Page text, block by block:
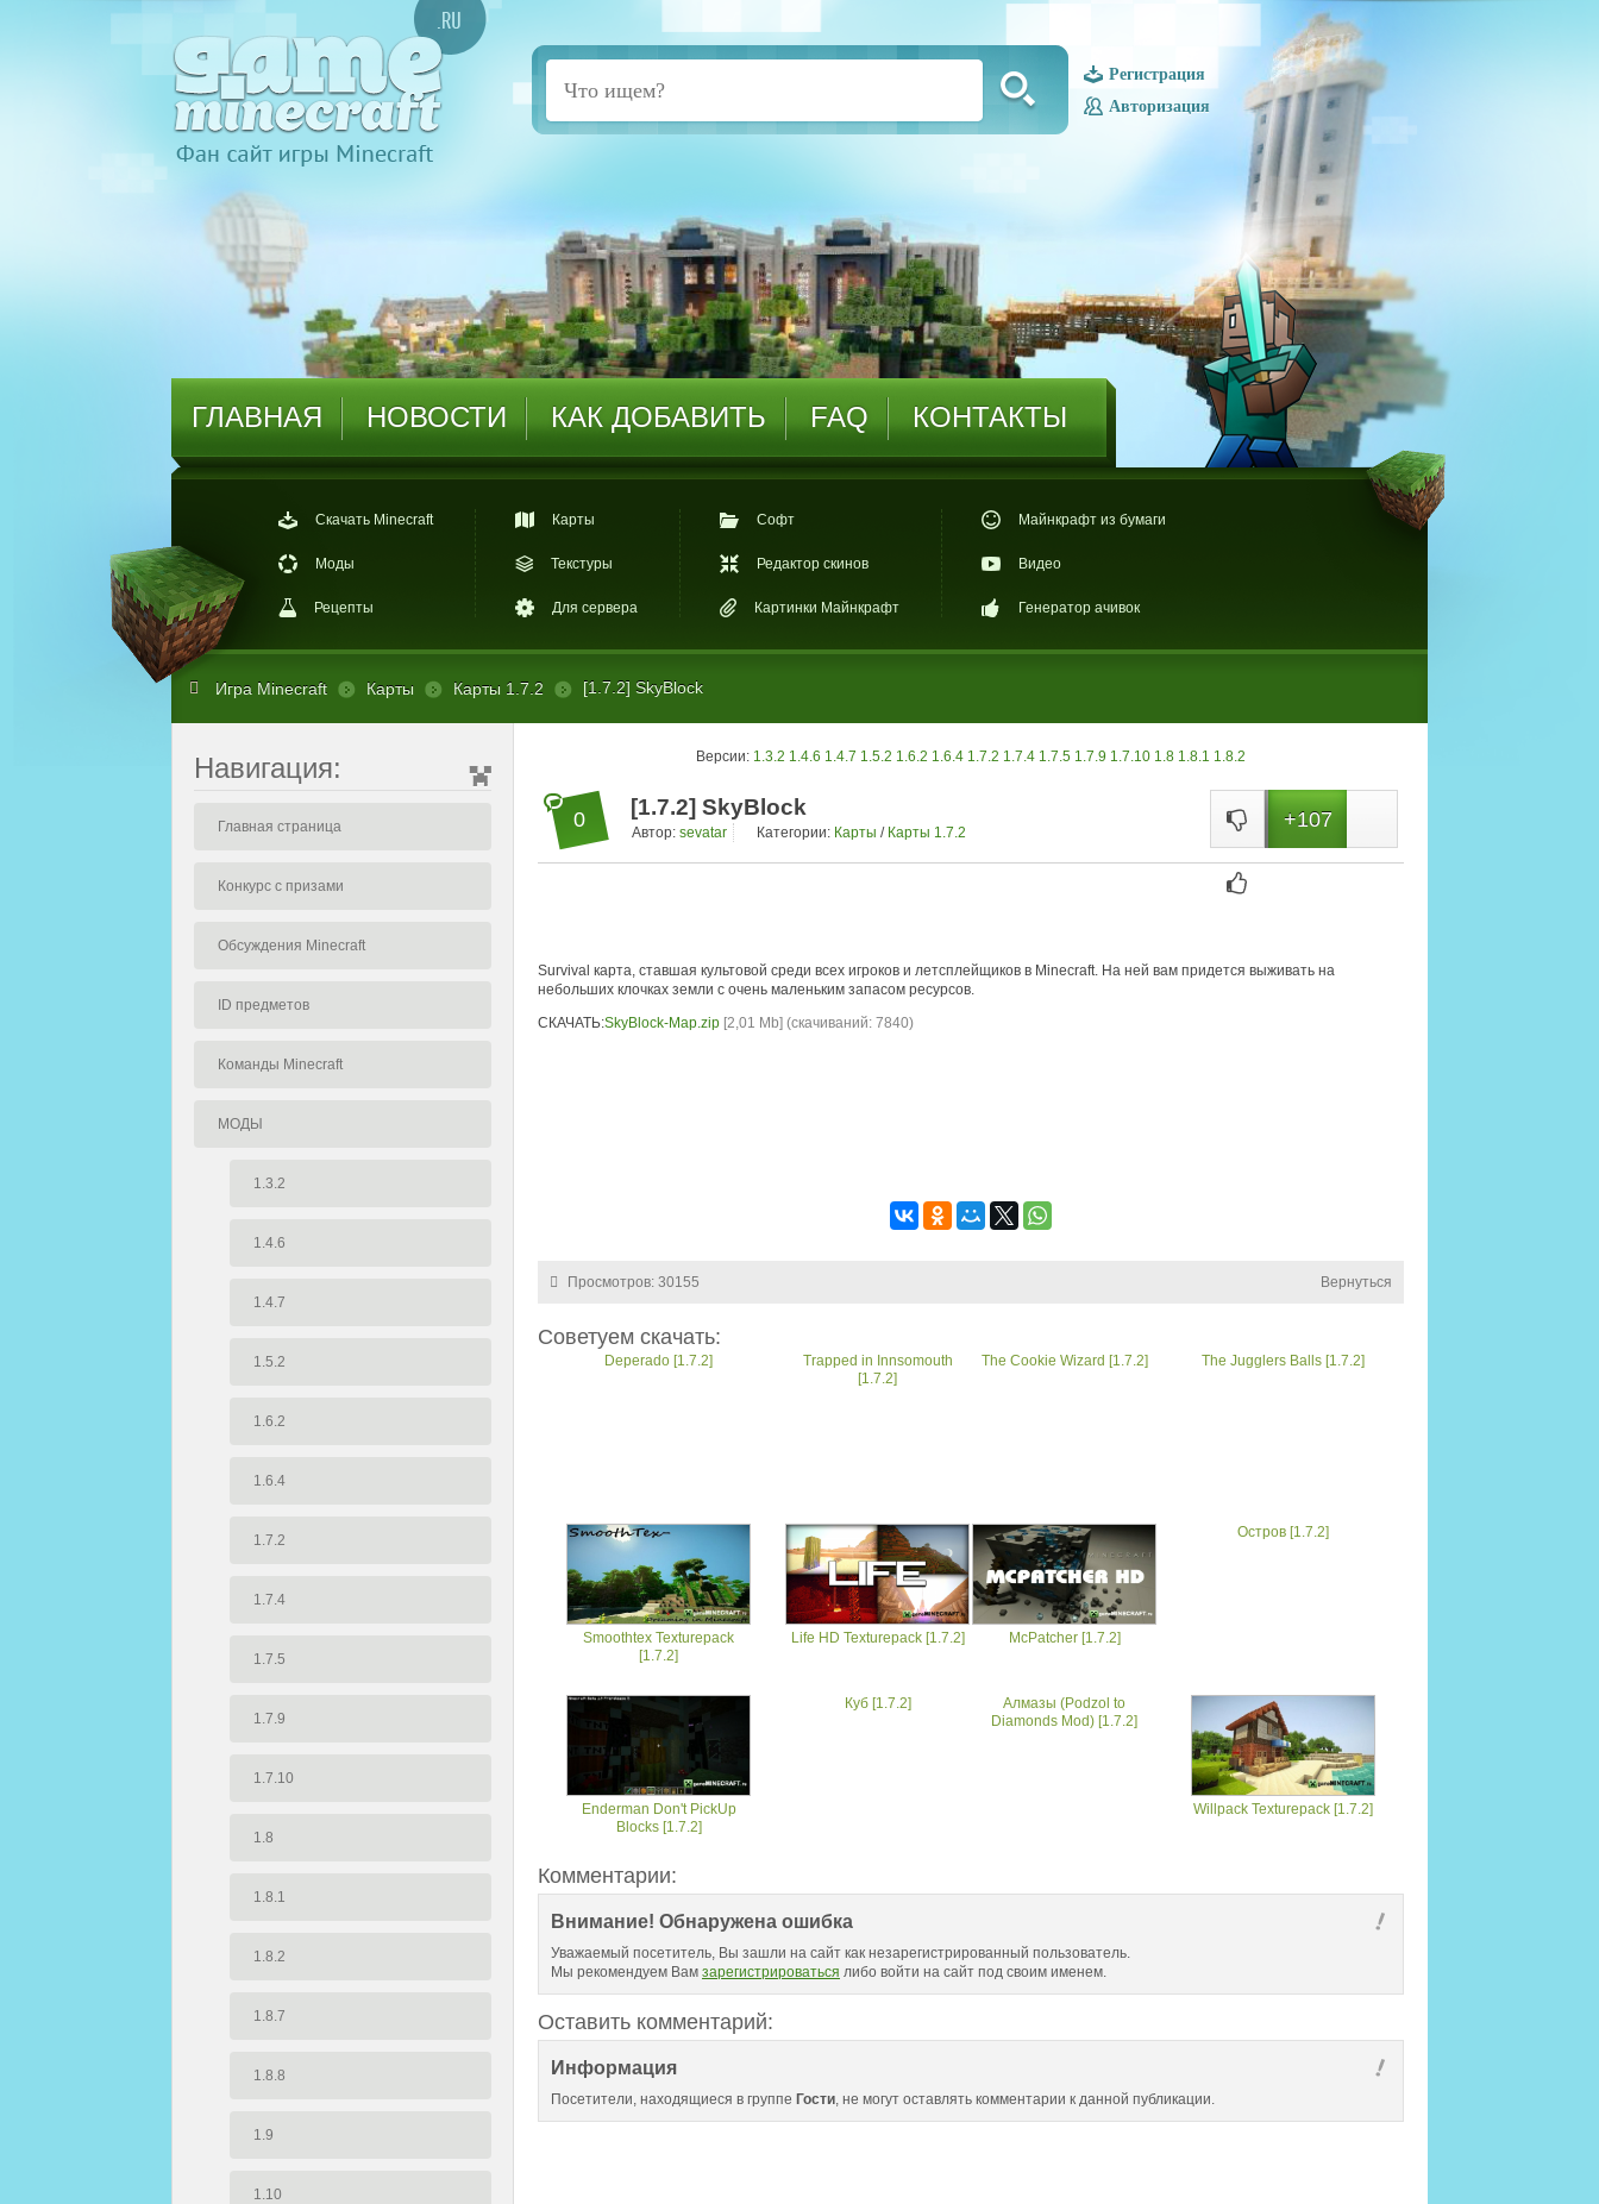
Регистрация
Авторизация
ГЛАВНАЯ НОВОСТИ КАК ДОБАВИТЬ FAQ КОНТАКТЫ
Скачать Minecraft
Моды
Рецепты
Карты
Текстуры
Для сервера
Софт
Редактор скинов
Картинки Майнкрафт
Майнкрафт из бумаги
Видео
Генератор ачивок
Игра Minecraft Карты Карты 1.7.2 [1.7.2] SkyBlock
Навигация:
Главная страница
Конкурс с призами
Обсуждения Minecraft
ID предметов
Команды Minecraft
МОДЫ
1.3.2
1.4.6
1.4.7
1.5.2
1.6.2
1.6.4
1.7.2
1.7.4
1.7.5
1.7.9
1.7.10
1.8
1.8.1
1.8.2
1.8.7
1.8.8
1.9
1.10
Версии: 1.3.2 1.4.6 1.4.7 1.5.2 1.6.2 1.6.4 1.7.2 1.7.4 1.7.5 1.7.9 1.7.10 1.8 1.8.1 1.8.2
0 [1.7.2] SkyBlock
Автор: sevatar Категории: Карты / Карты 1.7.2
+107
Survival карта, ставшая культовой среди всех игроков и летсплейщиков в Minecraft. На ней вам придется выживать на
небольших клочках земли с очень маленьким запасом ресурсов.
СКАЧАТЬ:SkyBlock-Map.zip [2,01 Mb] (cкачиваний: 7840)
Просмотров: 30155 Вернуться
Советуем скачать:
Deperado [1.7.2]
Trapped in Innsomouth
[1.7.2]
The Cookie Wizard [1.7.2] The Jugglers Balls [1.7.2]
Smoothtex Texturepack
[1.7.2]
Life HD Texturepack [1.7.2] McPatcher [1.7.2]
Остров [1.7.2]
Enderman Don't PickUp
Blocks [1.7.2]
Куб [1.7.2]
Алмазы (Podzol to
Diamonds Mod) [1.7.2]
Willpack Texturepack [1.7.2]
Комментарии:
Внимание! Обнаружена ошибка
Уважаемый посетитель, Вы зашли на сайт как незарегистрированный пользователь.
Мы рекомендуем Вам зарегистрироваться либо войти на сайт под своим именем.
Оставить комментарий:
Информация
Посетители, находящиеся в группе Гости , не могут оставлять комментарии к данной публикации.